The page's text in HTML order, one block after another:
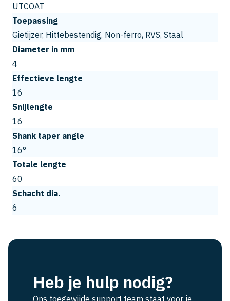
UTCOAT
Toepassing
Gietijzer, Hittebestendig, Non-ferro, RVS, Staal
Diameter in mm
4
Effectieve lengte
16
Snijlengte
16
Shank taper angle
16°
Totale lengte
60
Schacht dia.
6
Heb je hulp nodig?
Ons toegewijde support team staat voor je